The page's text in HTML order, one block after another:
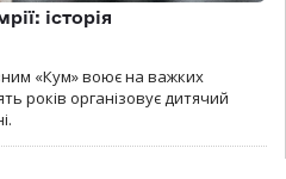
історія
«Кум» воює на важких
років організовує дитячий